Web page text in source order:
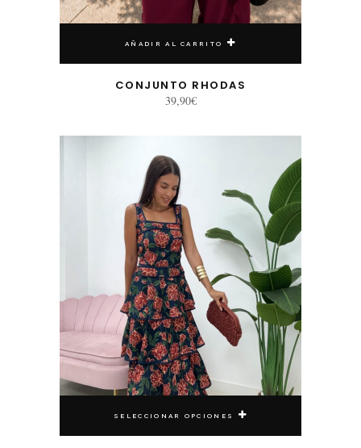
AÑADIR AL CARRITO
CONJUNTO RHODAS
39,90€
SELECCIONAR OPCIONES
Este producto tiene múltiples variantes. Las opciones se pueden elegir en la página de producto